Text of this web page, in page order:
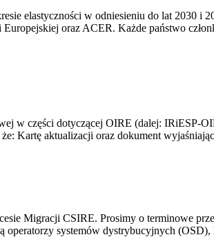
elastyczności w odniesieniu do lat 2030 i
oraz ACER. Każde państwo
w części dotyczącej OIRE (dalej: IRiESP-
Kartę aktualizacji oraz dokument
Migracji CSIRE. Prosimy o terminowe
operatorzy systemów dystrybucyjnych (OSD),